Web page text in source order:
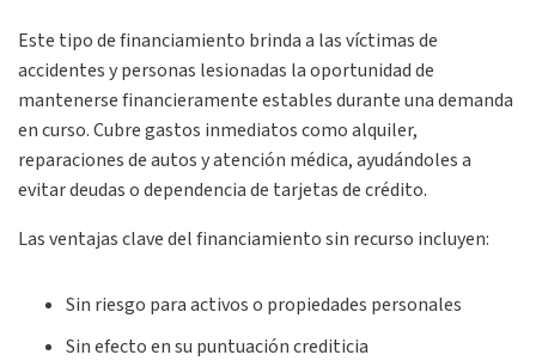
Este tipo de financiamiento brinda a las víctimas de
accidentes y personas lesionadas la oportunidad de
mantenerse financieramente estables durante una demanda
en curso. Cubre gastos inmediatos como alquiler,
reparaciones de autos y atención médica, ayudándoles a
evitar deudas o dependencia de tarjetas de crédito.
Las ventajas clave del financiamiento sin recurso incluyen:
Sin riesgo para activos o propiedades personales
Sin efecto en su puntuación crediticia